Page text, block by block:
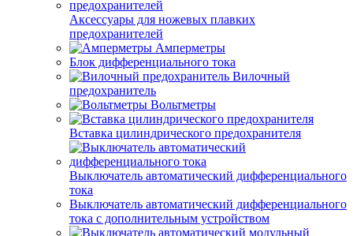
Аксессуары для ножевых плавких
предохранителей
Амперметры
Блок дифференциального тока
Вилочный
предохранитель
Вольтметры
Вставка цилиндрического предохранителя
Выключатель автоматический дифференциального
тока
Выключатель автоматический дифференциального
тока с дополнительным устройством